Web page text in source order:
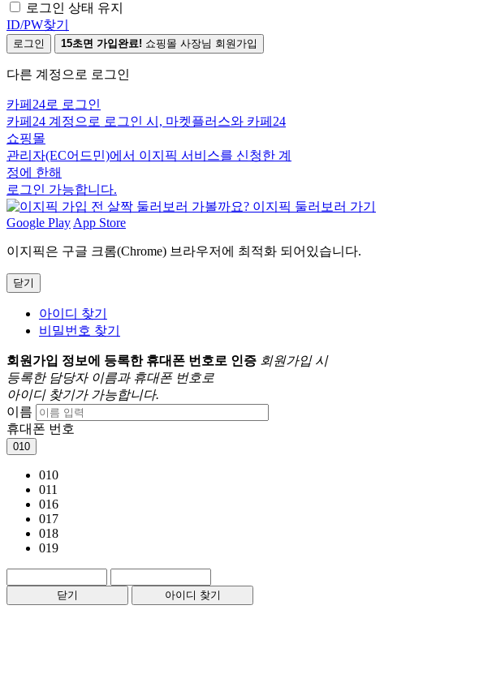
로그인 상태 유지
ID/PW찾기
로그인 15초면 가입완료! 쇼핑몰 사장님 회원가입
다른 계정으로 로그인
카페24로 로그인
카페24 계정으로 로그인 시, 마켓플러스와 카페24
쇼핑몰
관리자(EC어드민)에서 이지픽 서비스를 신청한 계
정에 한해
로그인 가능합니다.
Google Play App Store
이지픽은 구글 크롬(Chrome) 브라우저에 최적화 되어있습니다.
닫기
아이디 찾기
비밀번호 찾기
회원가입 정보에 등록한 휴대폰 번호로 인증 회원가입 시
등록한 담당자 이름과 휴대폰 번호로
아이디 찾기가 가능합니다.
이름
휴대폰 번호
010
010
011
016
017
018
019
닫기 아이디 찾기